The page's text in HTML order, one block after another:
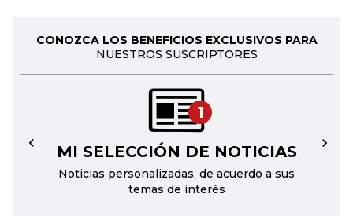
CONOZCA LOS BENEFICIOS EXCLUSIVOS PARA
NUESTROS SUSCRIPTORES
1
MI SELECCIÓN DE NOTICIAS
Noticias personalizadas, de acuerdo a sus
temas de interés
← →